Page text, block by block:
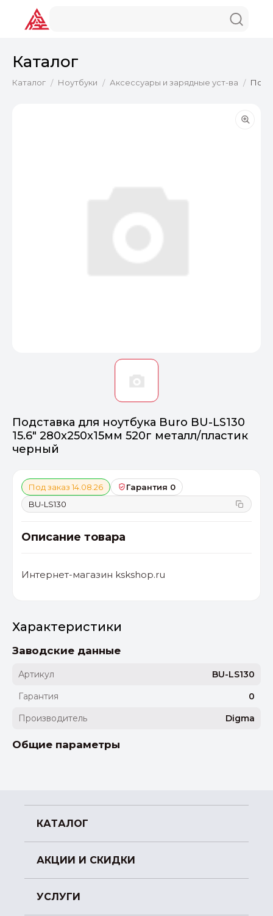
Каталог
Каталог / Ноутбуки / Аксессуары и зарядные уст-ва /
Подставка для ноутбука Buro BU-LS130
15.6" 280x250x15мм 520г металл/пластик
черный
Под заказ 14.08.26
Гарантия 0
BU-LS130
Описание товара
Интернет-магазин kskshop.ru
Характеристики
Заводские данные
Артикул
BU-LS130
Гарантия
0
Производитель
Digma
Общие параметры
КАТАЛОГ
АКЦИИ И СКИДКИ
УСЛУГИ